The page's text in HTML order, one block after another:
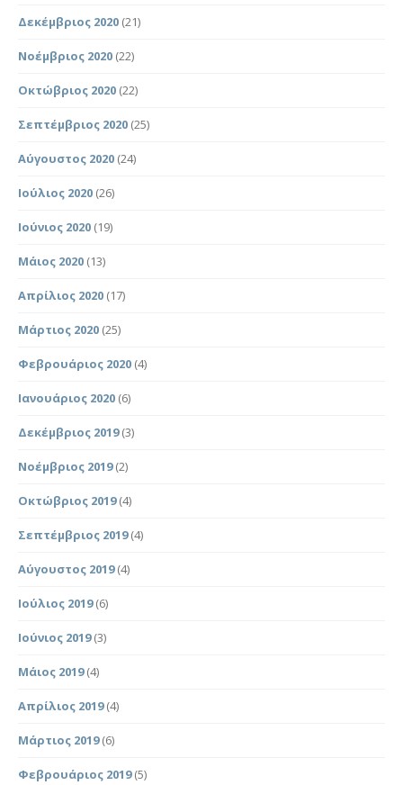
Δεκέμβριος 2020 (21)
Νοέμβριος 2020 (22)
Οκτώβριος 2020 (22)
Σεπτέμβριος 2020 (25)
Αύγουστος 2020 (24)
Ιούλιος 2020 (26)
Ιούνιος 2020 (19)
Μάιος 2020 (13)
Απρίλιος 2020 (17)
Μάρτιος 2020 (25)
Φεβρουάριος 2020 (4)
Ιανουάριος 2020 (6)
Δεκέμβριος 2019(3)
Νοέμβριος 2019(2)
Οκτώβριος 2019(4)
Σεπτέμβριος 2019(4)
Αύγουστος 2019(4)
Ιούλιος 2019(6)
Ιούνιος 2019(3)
Μάιος 2019(4)
Απρίλιος 2019(4)
Μάρτιος 2019(6)
Φεβρουάριος 2019(5)